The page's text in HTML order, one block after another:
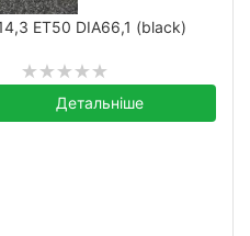
ET50 DIA66,1 (black)
Детальніше